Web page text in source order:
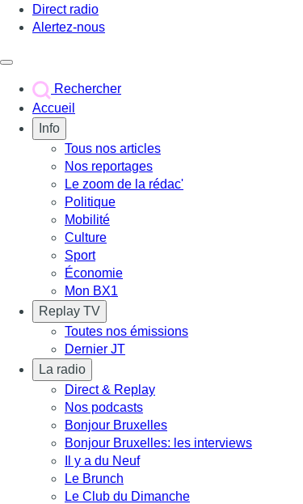
Direct radio
Alertez-nous
Rechercher
Accueil
Info
Tous nos articles
Nos reportages
Le zoom de la rédac'
Politique
Mobilité
Culture
Sport
Économie
Mon BX1
Replay TV
Toutes nos émissions
Dernier JT
La radio
Direct & Replay
Nos podcasts
Bonjour Bruxelles
Bonjour Bruxelles: les interviews
Il y a du Neuf
Le Brunch
Le Club du Dimanche